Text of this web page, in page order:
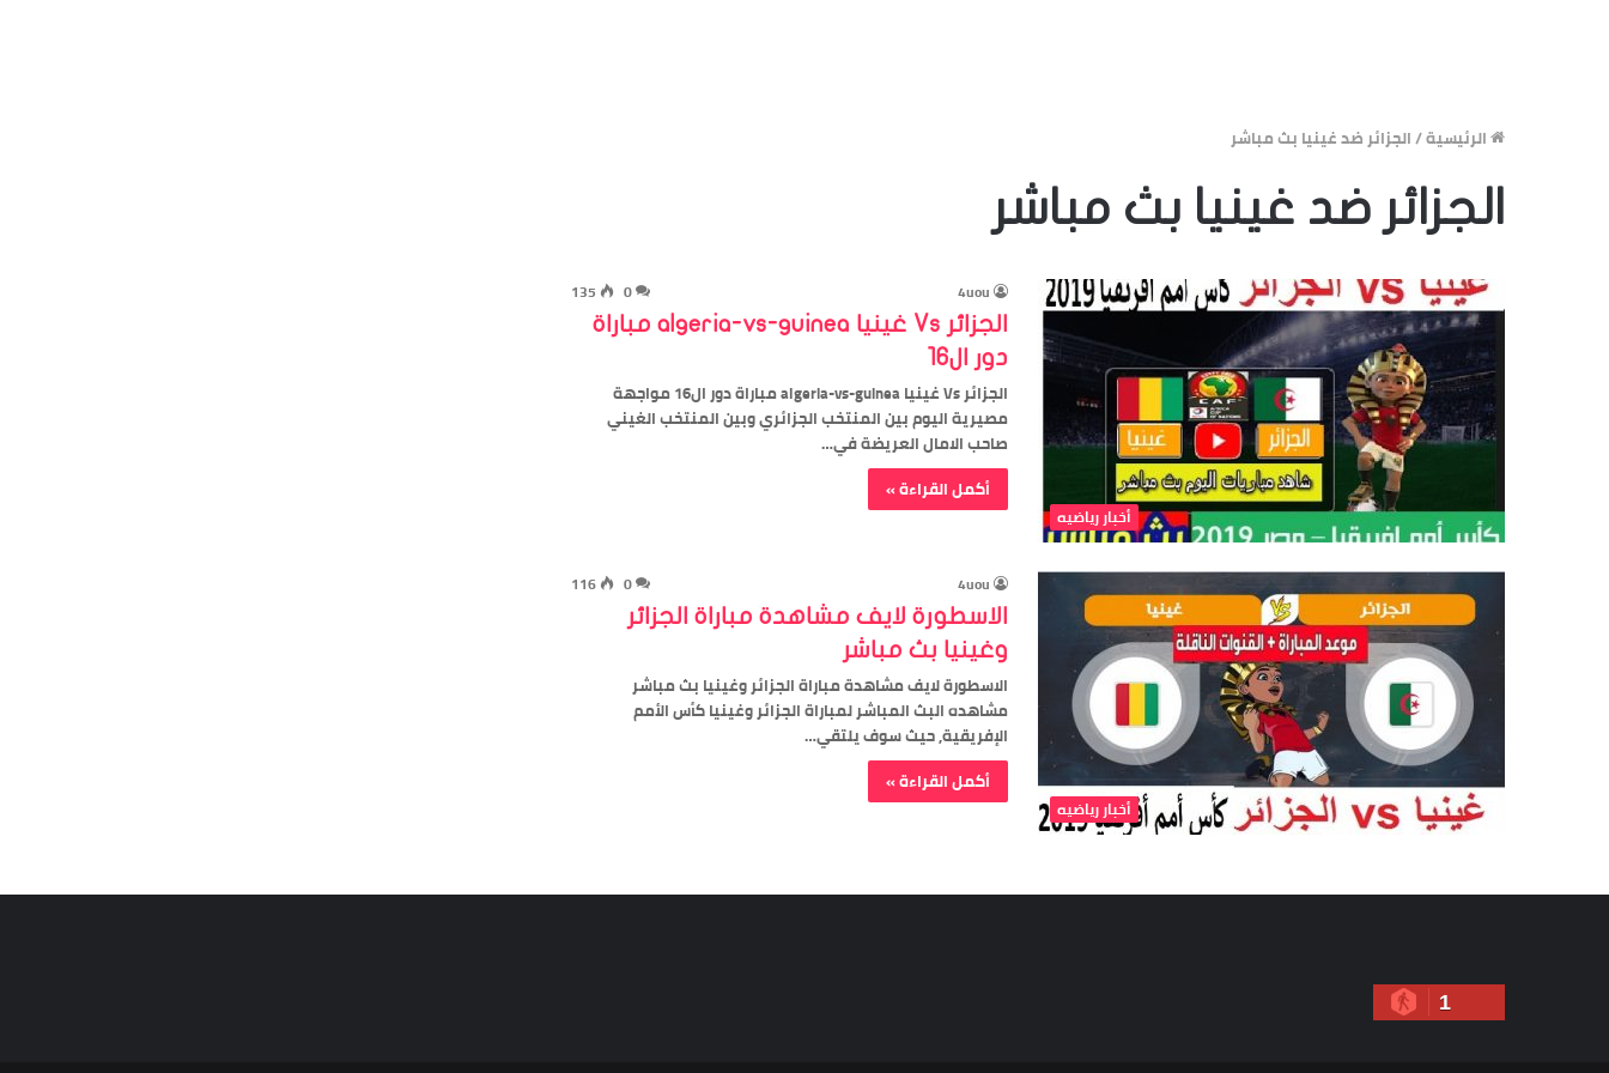
الرئيسية/الجزائر ضد غينيا بث مباشر
الجزائر ضد غينيا بث مباشر
أخبار رياضيه
4uou
0
135
الجزائر Vs غينيا algeria-vs-guinea مباراة
دور ال16
الجزائر Vs غينيا algeria-vs-guinea مباراة دور ال16 مواجهة
مصيرية اليوم بين المنتخب الجزائري وبين المنتخب الغيني
صاحب الامال العريضة في…
أكمل القراءة »
أخبار رياضيه
4uou
0
116
الاسطورة لايف مشاهدة مباراة الجزائر
وغينيا بث مباشر
الاسطورة لايف مشاهدة مباراة الجزائر وغينيا بث مباشر
مشاهده البث المباشر لمباراة الجزائر وغينيا كأس الأمم
الإفريقية, حيث سوف يلتقي…
أكمل القراءة »
1